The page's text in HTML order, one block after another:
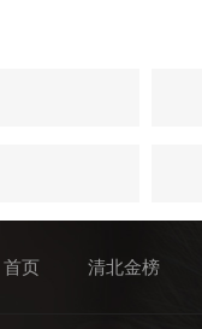
首页 清北金榜